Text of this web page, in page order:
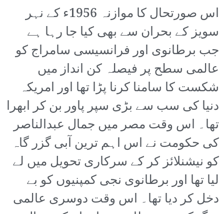
اس صورتحال کا موازنہ 1956ء کے نہر
سویز کے بحران سے بھی کیا جا رہا ہے
جب برطانوی اور فرانسیسی سامراج کو
عالمی سطح پر فیصلہ کن انداز میں
شکست کا سامنا کرنا پڑا تھا اور امریکہ
دنیا کی سب سے بڑی سپر پاور بن کر ابھرا
تھا۔ اس وقت مصر میں جمال عبدالناصر
کی حکومت نے اس اہم ترین آبی گزر گاہ
کو نیشنلائز کر کے سرکاری تحویل میں لے
لیا تھا اور برطانوی نجی کمپنیوں کو بے
دخل کر دیا تھا۔ اس وقت دوسری عالمی